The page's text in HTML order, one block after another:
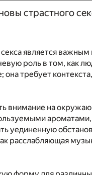
страстного
является
роль в том,
она требует
внимание на
уединенную
расслабляющая